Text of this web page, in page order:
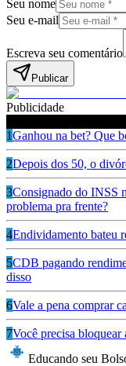
Seu nome
Seu e-mail
Escreva seu comentário
Publicar
Publicidade
1Ganhou na bet? Que
2Depois dos 50, o
3Consignado do INSS
problema pra frente?
4Endividamento bateu
5CDB pagando
disso
6Vale a pena comprar
7Você precisa bloquear
Educando seu